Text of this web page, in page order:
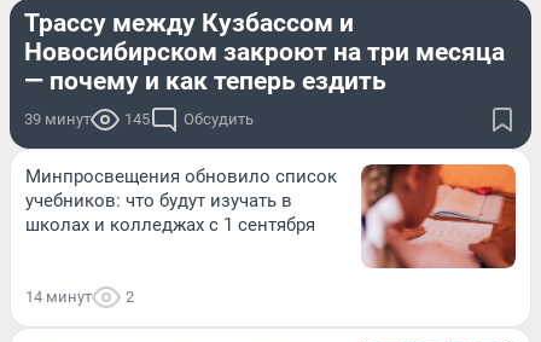
Трассу между Кузбассом и
Новосибирском закроют на три месяца
— почему и как теперь ездить
39 минут 145 Обсудить
Минпросвещения обновило список
учебников: что будут изучать в
школах и колледжах с 1 сентября
14 минут 2